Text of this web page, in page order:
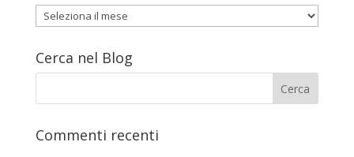
Archivio
articoli
Cerca nel Blog
Commenti recenti